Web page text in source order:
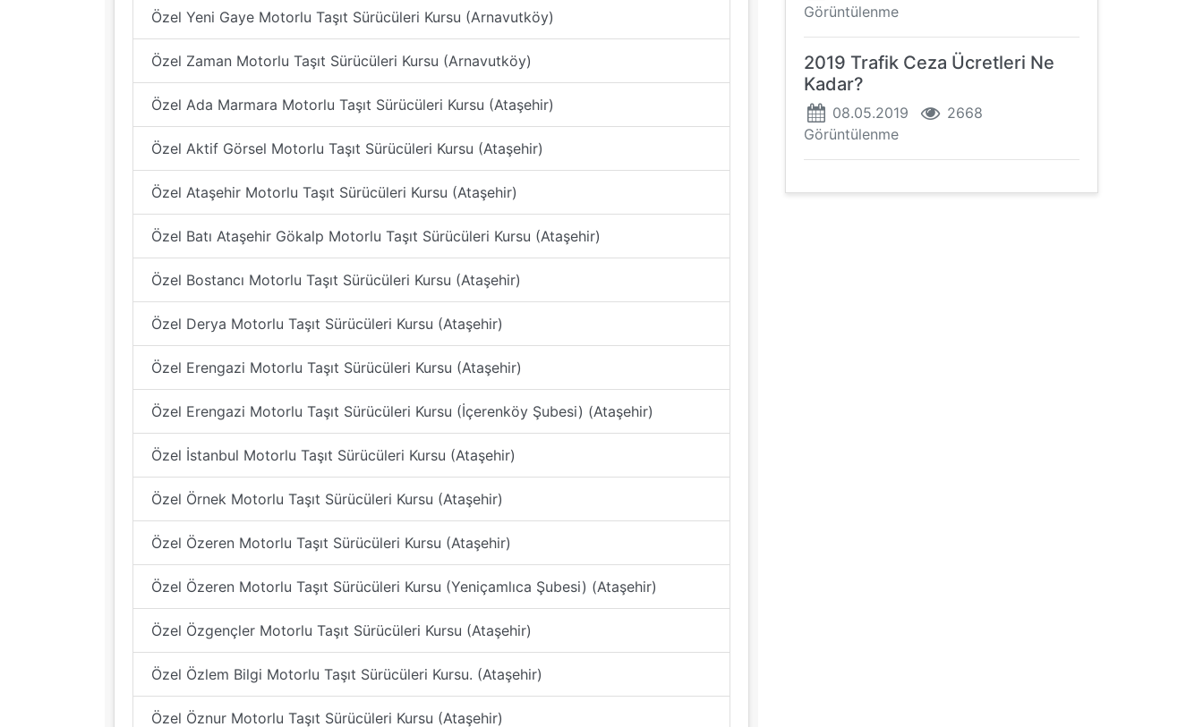
Özel Yeni Gaye Motorlu Taşıt Sürücüleri Kursu (Arnavutköy)
Özel Zaman Motorlu Taşıt Sürücüleri Kursu (Arnavutköy)
Özel Ada Marmara Motorlu Taşıt Sürücüleri Kursu (Ataşehir)
Özel Aktif Görsel Motorlu Taşıt Sürücüleri Kursu (Ataşehir)
Özel Ataşehir Motorlu Taşıt Sürücüleri Kursu (Ataşehir)
Özel Batı Ataşehir Gökalp Motorlu Taşıt Sürücüleri Kursu (Ataşehir)
Özel Bostancı Motorlu Taşıt Sürücüleri Kursu (Ataşehir)
Özel Derya Motorlu Taşıt Sürücüleri Kursu (Ataşehir)
Özel Erengazi Motorlu Taşıt Sürücüleri Kursu (Ataşehir)
Özel Erengazi Motorlu Taşıt Sürücüleri Kursu (İçerenköy Şubesi) (Ataşehir)
Özel İstanbul Motorlu Taşıt Sürücüleri Kursu (Ataşehir)
Özel Örnek Motorlu Taşıt Sürücüleri Kursu (Ataşehir)
Özel Özeren Motorlu Taşıt Sürücüleri Kursu (Ataşehir)
Özel Özeren Motorlu Taşıt Sürücüleri Kursu (Yeniçamlıca Şubesi) (Ataşehir)
Özel Özgençler Motorlu Taşıt Sürücüleri Kursu (Ataşehir)
Özel Özlem Bilgi Motorlu Taşıt Sürücüleri Kursu. (Ataşehir)
Özel Öznur Motorlu Taşıt Sürücüleri Kursu (Ataşehir)
Görüntülenme
2019 Trafik Ceza Ücretleri Ne
Kadar?
08.05.2019
2668
Görüntülenme